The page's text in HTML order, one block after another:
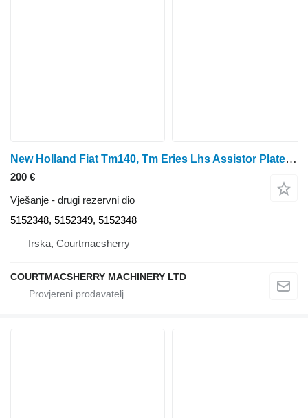
New Holland Fiat Tm140, Tm Eries Lhs Assistor Plate Bracket 5152 5152348 za traktora na kotačima
200 €
Vješanje - drugi rezervni dio
5152348, 5152349, 5152348
Irska, Courtmacsherry
COURTMACSHERRY MACHINERY LTD